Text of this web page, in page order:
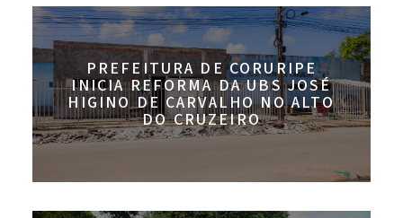
PREFEITURA DE CORURIPE
INICIA REFORMA DA UBS JOSÉ
HIGINO DE CARVALHO NO ALTO
DO CRUZEIRO